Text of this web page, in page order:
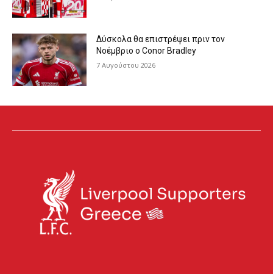
Δύσκολα θα επιστρέψει πριν τον
Νοέμβριο ο Conor Bradley
7 Αυγούστου 2026